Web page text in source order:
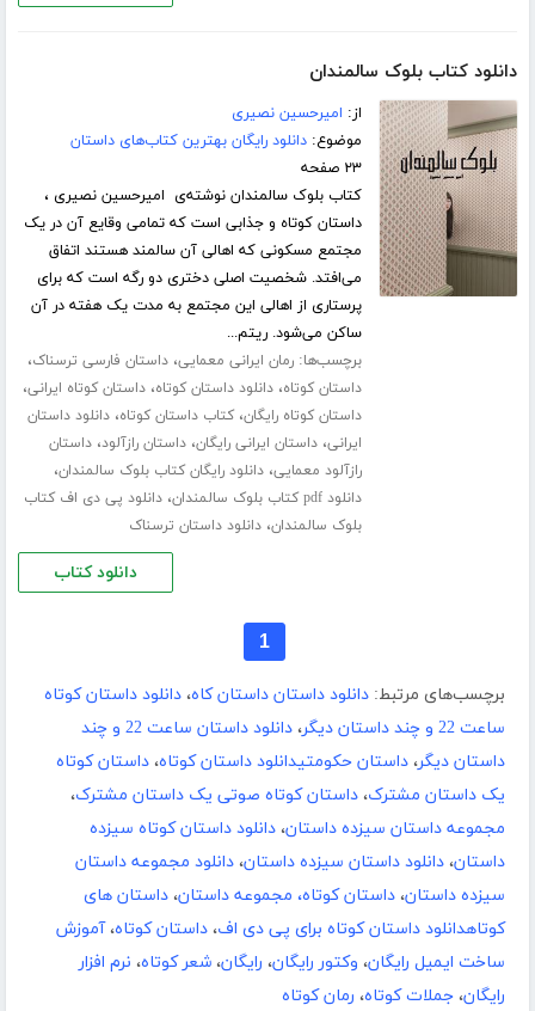
دانلود کتاب بلوک سالمندان
از: امیرحسین نصیری
موضوع:دانلود رایگان بهترین کتاب‌های داستان
۲۳ صفحه
کتاب بلوک سالمندان نوشته‌ی امیرحسین نصیری ،
داستان کوتاه و جذابی است که تمامی وقایع آن در یک
مجتمع مسکونی که اهالی آن سالمند هستند اتفاق
می‌افتد. شخصیت اصلی دختری دو رگه است که برای
پرستاری از اهالی این مجتمع به مدت یک هفته در آن
ساکن می‌شود. ریتم...
برچسب‌ها:رمان ایرانی معمایی،داستان فارسی ترسناک،
داستان کوتاه،دانلود داستان کوتاه،داستان کوتاه ایرانی،
داستان کوتاه رایگان،کتاب داستان کوتاه،دانلود داستان
ایرانی،داستان ایرانی رایگان،داستان رازآلود،داستان
رازآلود معمایی،دانلود رایگان کتاب بلوک سالمندان،
دانلود pdf کتاب بلوک سالمندان ،دانلود پی دی اف کتاب
بلوک سالمندان،دانلود داستان ترسناک
دانلود کتاب
1
برچسب‌های مرتبط: دانلود داستان داستان کاه، دانلود داستان کوتاه
ساعت 22 و چند داستان دیگر
،
دانلود داستان ساعت 22 و چند
داستان دیگر، داستان حکومتیدانلود داستان کوتاه، داستان کوتاه
یک داستان مشترک، داستان کوتاه صوتی یک داستان مشترک،
مجموعه داستان سیزده داستان، دانلود داستان کوتاه سیزده
داستان، دانلود داستان سیزده داستان، دانلود مجموعه داستان
سیزده داستان، داستان کوتاه، مجموعه داستان، داستان های
کوتاهدانلود داستان کوتاه برای پی دی اف، داستان کوتاه،آموزش
ساخت ایمیل رایگان، وکتور رایگان، رایگان، شعر کوتاه، نرم افزار
رایگان، جملات کوتاه، رمان کوتاه